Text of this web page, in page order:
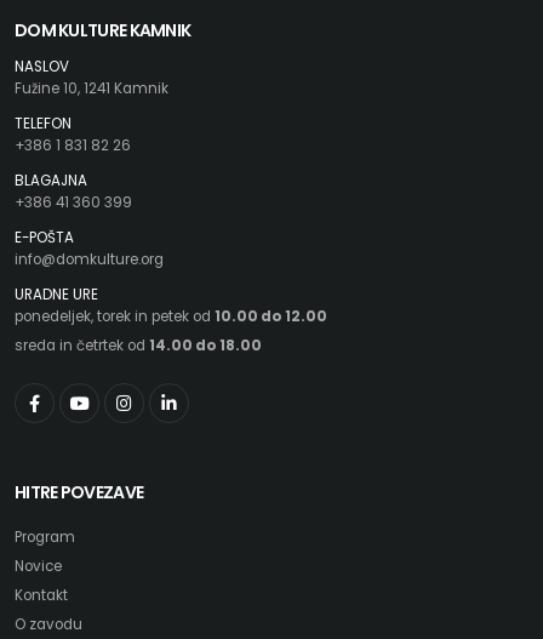
DOM KULTURE KAMNIK
NASLOV
Fužine 10, 1241 Kamnik
TELEFON
+386 1 831 82 26
BLAGAJNA
+386 41 360 399
E-POŠTA
info@domkulture.org
URADNE URE
ponedeljek, torek in petek od 10.00 do 12.00
sreda in četrtek od 14.00 do 18.00
HITRE POVEZAVE
Program
Novice
Kontakt
O zavodu